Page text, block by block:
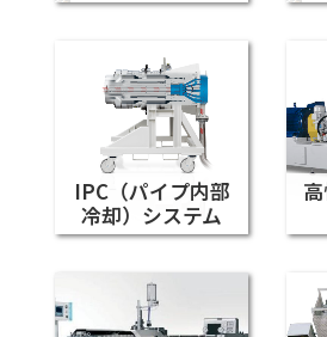
IPC（パイプ内部
冷却）システム